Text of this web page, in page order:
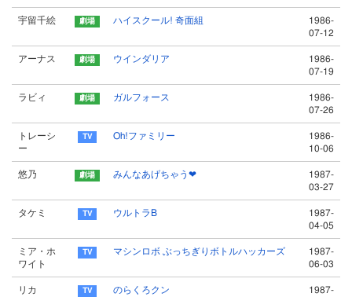
宇留千絵 ハイスクール! 奇面組
1986-
07-12
アーナス ウインダリア
1986-
07-19
ラビィ ガルフォース
1986-
07-26
トレーシ
ー
Oh!ファミリー
1986-
10-06
悠乃 みんなあげちゃう❤
1987-
03-27
タケミ ウルトラB
1987-
04-05
ミア・ホ
ワイト
マシンロボ ぶっちぎりボトルハッカーズ
1987-
06-03
リカ のらくろクン
1987-